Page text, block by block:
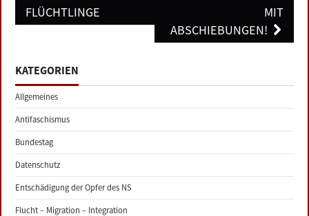
navigation
FLÜCHTLINGE
MIT
ABSCHIEBUNGEN!
KATEGORIEN
Allgemeines
Antifaschismus
Bundestag
Datenschutz
Entschädigung der Opfer des NS
Flucht – Migration – Integration